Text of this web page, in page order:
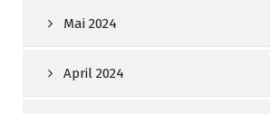
Mai 2024
April 2024